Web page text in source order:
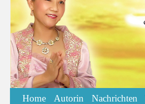
Home Autorin Nachrichten